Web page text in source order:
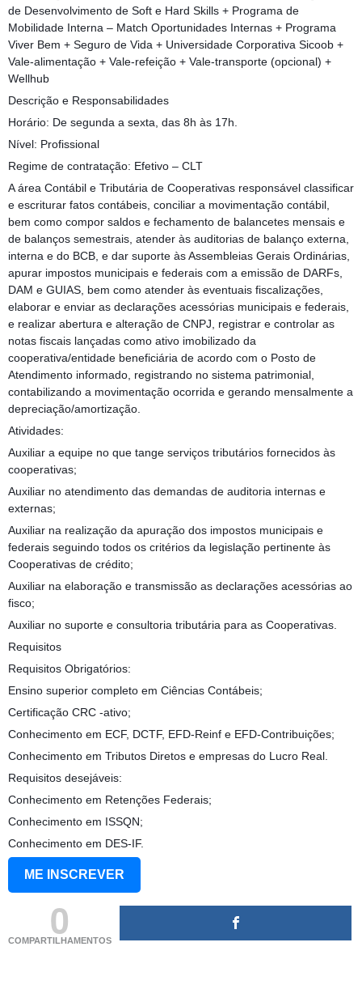
de Desenvolvimento de Soft e Hard Skills + Programa de
Mobilidade Interna – Match Oportunidades Internas + Programa
Viver Bem + Seguro de Vida + Universidade Corporativa Sicoob +
Vale-alimentação + Vale-refeição + Vale-transporte (opcional) +
Wellhub
Descrição e Responsabilidades
Horário: De segunda a sexta, das 8h às 17h.
Nível: Profissional
Regime de contratação: Efetivo – CLT
A área Contábil e Tributária de Cooperativas responsável classificar
e escriturar fatos contábeis, conciliar a movimentação contábil,
bem como compor saldos e fechamento de balancetes mensais e
de balanços semestrais, atender às auditorias de balanço externa,
interna e do BCB, e dar suporte às Assembleias Gerais Ordinárias,
apurar impostos municipais e federais com a emissão de DARFs,
DAM e GUIAS, bem como atender às eventuais fiscalizações,
elaborar e enviar as declarações acessórias municipais e federais,
e realizar abertura e alteração de CNPJ, registrar e controlar as
notas fiscais lançadas como ativo imobilizado da
cooperativa/entidade beneficiária de acordo com o Posto de
Atendimento informado, registrando no sistema patrimonial,
contabilizando a movimentação ocorrida e gerando mensalmente a
depreciação/amortização.
Atividades:
Auxiliar a equipe no que tange serviços tributários fornecidos às
cooperativas;
Auxiliar no atendimento das demandas de auditoria internas e
externas;
Auxiliar na realização da apuração dos impostos municipais e
federais seguindo todos os critérios da legislação pertinente às
Cooperativas de crédito;
Auxiliar na elaboração e transmissão as declarações acessórias ao
fisco;
Auxiliar no suporte e consultoria tributária para as Cooperativas.
Requisitos
Requisitos Obrigatórios:
Ensino superior completo em Ciências Contábeis;
Certificação CRC -ativo;
Conhecimento em ECF, DCTF, EFD-Reinf e EFD-Contribuições;
Conhecimento em Tributos Diretos e empresas do Lucro Real.
Requisitos desejáveis:
Conhecimento em Retenções Federais;
Conhecimento em ISSQN;
Conhecimento em DES-IF.
ME INSCREVER
0
COMPARTILHAMENTOS